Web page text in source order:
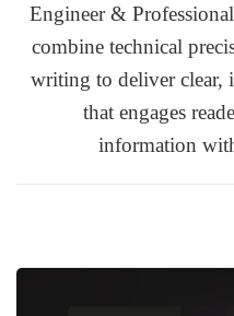
Engineer &
combine technical
writing to deliver clear,
that engages
information